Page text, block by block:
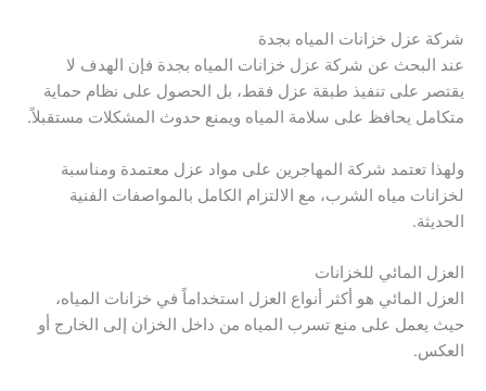
شركة عزل خزانات المياه بجدة
عند البحث عن شركة عزل خزانات المياه بجدة فإن الهدف لا
يقتصر على تنفيذ طبقة عزل فقط، بل الحصول على نظام حماية
متكامل يحافظ على سلامة المياه ويمنع حدوث المشكلات مستقبلاً.
ولهذا تعتمد شركة المهاجرين على مواد عزل معتمدة ومناسبة
لخزانات مياه الشرب، مع الالتزام الكامل بالمواصفات الفنية
الحديثة.
العزل المائي للخزانات
العزل المائي هو أكثر أنواع العزل استخداماً في خزانات المياه،
حيث يعمل على منع تسرب المياه من داخل الخزان إلى الخارج أو
العكس.